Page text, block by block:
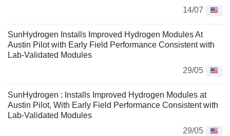
14/07
SunHydrogen Installs Improved Hydrogen Modules At
Austin Pilot with Early Field Performance Consistent with
Lab-Validated Modules
29/05
SunHydrogen : Installs Improved Hydrogen Modules at
Austin Pilot, With Early Field Performance Consistent with
Lab-Validated Modules
29/05